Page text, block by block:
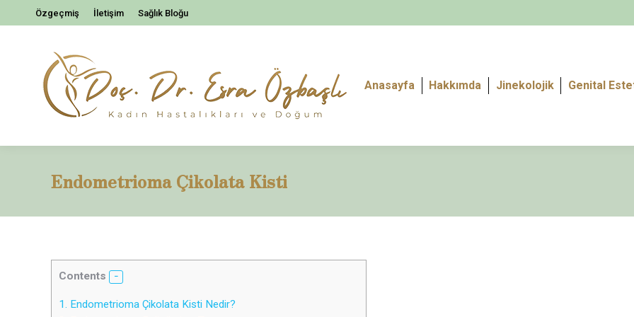
Özgeçmiş İletişim Sağlık Bloğu
Anasayfa Hakkımda Jinekolojik Genital
Endometrioma Çikolata Kisti
Contents
1. Endometrioma Çikolata Kisti Nedir?